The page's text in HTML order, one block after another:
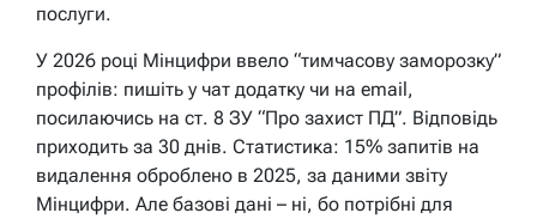
послуги.
У 2026 році Мінцифри ввело “тимчасову заморозку”
профілів: пишіть у чат додатку чи на email,
посилаючись на ст. 8 ЗУ “Про захист ПД”. Відповідь
приходить за 30 днів. Статистика: 15% запитів на
видалення оброблено в 2025, за даними звіту
Мінцифри. Але базові дані – ні, бо потрібні для